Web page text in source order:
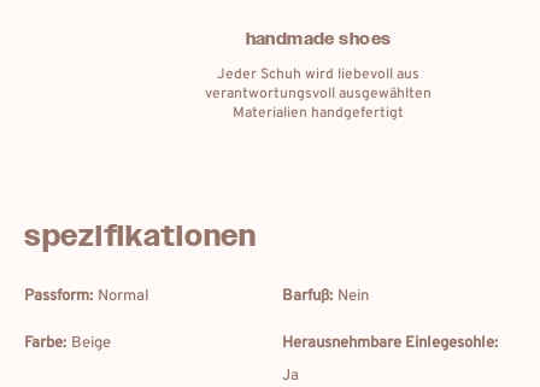
handmade shoes
Jeder Schuh wird liebevoll aus
verantwortungsvoll ausgewählten
Materialien handgefertigt
spezifikationen
Passform: Normal Barfuß: Nein
Farbe: Beige
Herausnehmbare Einlegesohle:
Ja